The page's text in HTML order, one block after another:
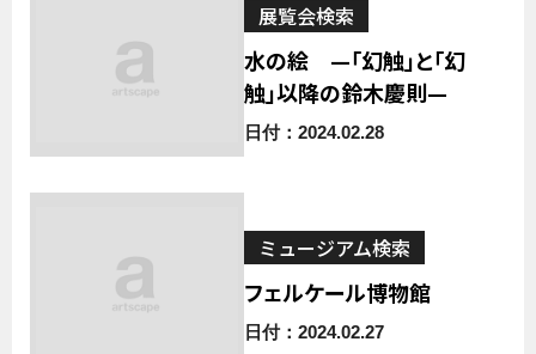
展覧会検索
水の絵 —「幻触」と「幻
触」以降の鈴木慶則—
日付：2024.02.28
ミュージアム検索
フェルケール博物館
日付：2024.02.27